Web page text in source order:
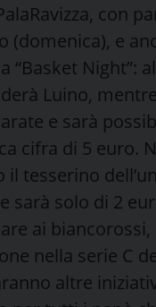
con
(domenica), e
Night”:
Luino,
e sarà
cifra di 5 euro.
tesserino
solo di 2
ai
nella serie C
altre